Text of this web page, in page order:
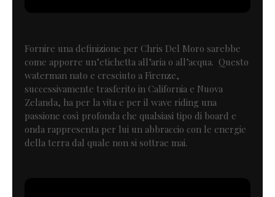
Fornire una definizione per Chris Del Moro sarebbe
come apporre un’etichetta all’aria o all’acqua. Questo
waterman nato e cresciuto a Firenze,
successivamente trasferito in California e Nuova
Zelanda, ha per la vita e per il wave riding una
passione così profonda che qualsiasi tipo di board e
onda rappresenta per lui un abbraccio con le energie
della terra dal quale non si sottrae mai.